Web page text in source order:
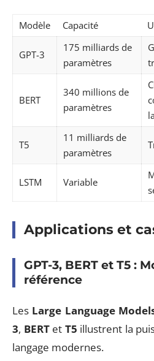
Modèle Capacité
GPT-3
175 milliards de
paramètres
BERT
340 millions de
paramètres
T5
11 milliards de
paramètres
LSTM Variable
Applications et
GPT-3, BERT et T5 :
référence
Les Large Language
3, BERTet T5 illustrent la
langage modernes.